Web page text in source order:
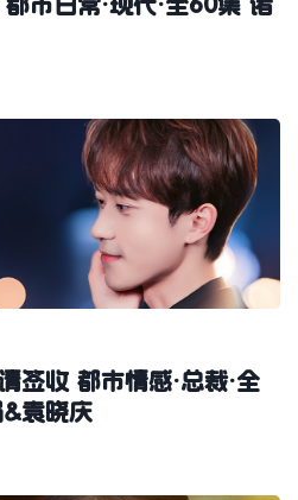
市日常·现代·全60集 诸
签收 都市情感·总裁·全
袁晓庆